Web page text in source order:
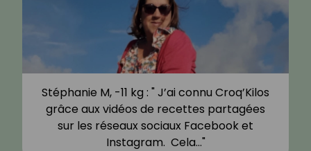
Stéphanie M, -11 kg : " J’ai connu Croq’Kilos
grâce aux vidéos de recettes partagées
sur les réseaux sociaux Facebook et
Instagram. Cela…"